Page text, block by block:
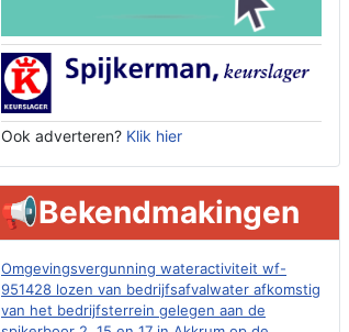
Ook adverteren? Klik hier
📢Bekendmakingen
Omgevingsvergunning wateractiviteit wf-
951428 lozen van bedrijfsafvalwater afkomstig
van het bedrijfsterrein gelegen aan de